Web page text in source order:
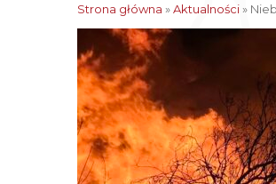
Strona główna »Aktualności»